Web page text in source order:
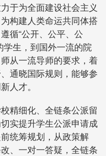
于为全面建设社会主义
构建人类命运共同体搭
循“公开、公平、公
学生，到国外一流的院
从一流导师的要求，着
通晓国际规则，能够参
人才。
精细化、全链条公派留
实提升学生公派申请成
统筹规划，从政策解
、一对一答疑，全链条